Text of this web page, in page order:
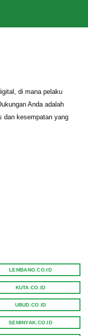
di mana pelaku
Anda adalah
dan kesempatan yang
LEMBANG.CO.ID
KUTA.CO.ID
UBUD.CO.ID
SEMINYAK.CO.ID